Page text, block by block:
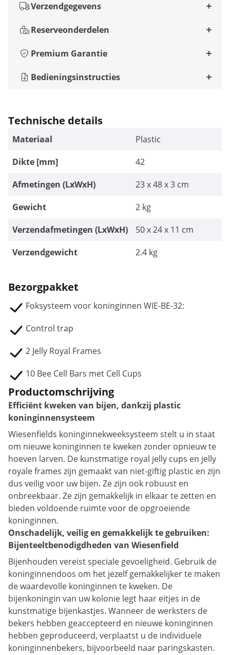
Verzendgegevens
Reserveonderdelen
Premium Garantie
Bedieningsinstructies
Technische details
Materiaal
Plastic
Dikte [mm]
42
Afmetingen (LxWxH)
23 x 48 x 3 cm
Gewicht
2 kg
Verzendafmetingen (LxWxH)
50 x 24 x 11 cm
Verzendgewicht
2.4 kg
Bezorgpakket
Foksysteem voor koninginnen WIE-BE-32:
Control trap
2 Jelly Royal Frames
10 Bee Cell Bars met Cell Cups
Productomschrijving
Efficiënt kweken van bijen, dankzij plastic
koninginnensysteem
Wiesenfields koninginnekweeksysteem stelt u in staat
om nieuwe koninginnen te kweken zonder opnieuw te
hoeven larven. De kunstmatige royal jelly cups en jelly
royale frames zijn gemaakt van niet-giftig plastic en zijn
dus veilig voor uw bijen. Ze zijn ook robuust en
onbreekbaar. Ze zijn gemakkelijk in elkaar te zetten en
bieden voldoende ruimte voor de opgroeiende
koninginnen.
Onschadelijk, veilig en gemakkelijk te gebruiken:
Bijenteeltbenodigdheden van Wiesenfield
Bijenhouden vereist speciale gevoeligheid. Gebruik de
koninginnendoos om het jezelf gemakkelijker te maken
de waardevolle koninginnen te kweken. De
bijenkoningin van uw kolonie legt haar eitjes in de
kunstmatige bijenkastjes. Wanneer de werksters de
bekers hebben geaccepteerd en nieuwe koninginnen
hebben geproduceerd, verplaatst u de individuele
koninginnenbekers, bijvoorbeeld naar paringskasten.